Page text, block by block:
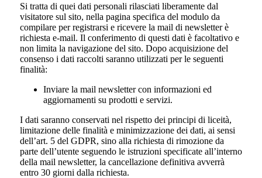
Si tratta di quei dati personali rilasciati liberamente dal
visitatore sul sito, nella pagina specifica del modulo da
compilare per registrarsi e ricevere la mail di newsletter è
richiesta e-mail. Il conferimento di questi dati è facoltativo e
non limita la navigazione del sito. Dopo acquisizione del
consenso i dati raccolti saranno utilizzati per le seguenti
finalità:
Inviare la mail newsletter con informazioni ed
aggiornamenti su prodotti e servizi.
I dati saranno conservati nel rispetto dei principi di liceità,
limitazione delle finalità e minimizzazione dei dati, ai sensi
dell’art. 5 del GDPR, sino alla richiesta di rimozione da
parte dell’utente seguendo le istruzioni specificate all’interno
della mail newsletter, la cancellazione definitiva avverrà
entro 30 giorni dalla richiesta.